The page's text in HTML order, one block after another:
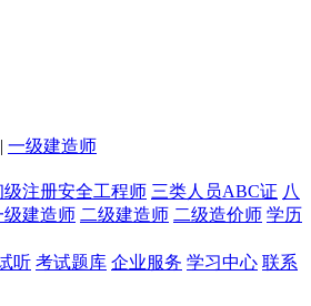
一级建造师
级注册安全工程师 三类人员ABC证 八
级建造师 二级建造师 二级造价师 学历
听 考试题库 企业服务 学习中心 联系